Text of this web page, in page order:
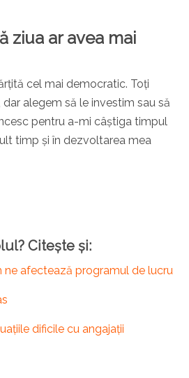
ziua ar avea mai
cel mai democratic. Toți
alegem să le investim sau să
pentru a-mi câștiga timpul
timp și în dezvoltarea mea
Citește și:
ne afectează programul de lucru
dificile cu angajații